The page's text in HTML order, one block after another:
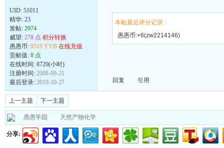
UID: 51011
精华: 23
发帖: 2974
威望: 278 点 积分转换
愚愚币: 9519 YYB 在线充值
贡献值: 8 点
在线时间: 8720(小时)
注册时间: 2008-09-21
最后登录: 2019-10-27
本帖最近评分记录：
愚愚币:+6(zw2214146)
回复 引用
上一主题 下一主题
愚愚学园 天然产物化学
分享: